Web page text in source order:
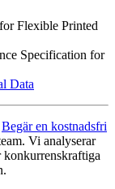
Flexible Printed
Specification for
Data
Begär en kostnadsfri
Vi analyserar
konkurrenskraftiga